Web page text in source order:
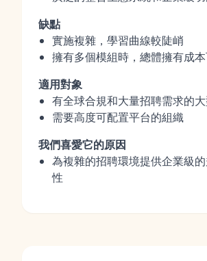
缺點
實施複雜，學習曲線較陡峭
擁有多個模組時，總體擁有成
適用對象
有全球合規和大量招聘需求的
需要高度可配置平台的組織
我們喜愛它的原因
為複雜的招聘環境提供企業級
性